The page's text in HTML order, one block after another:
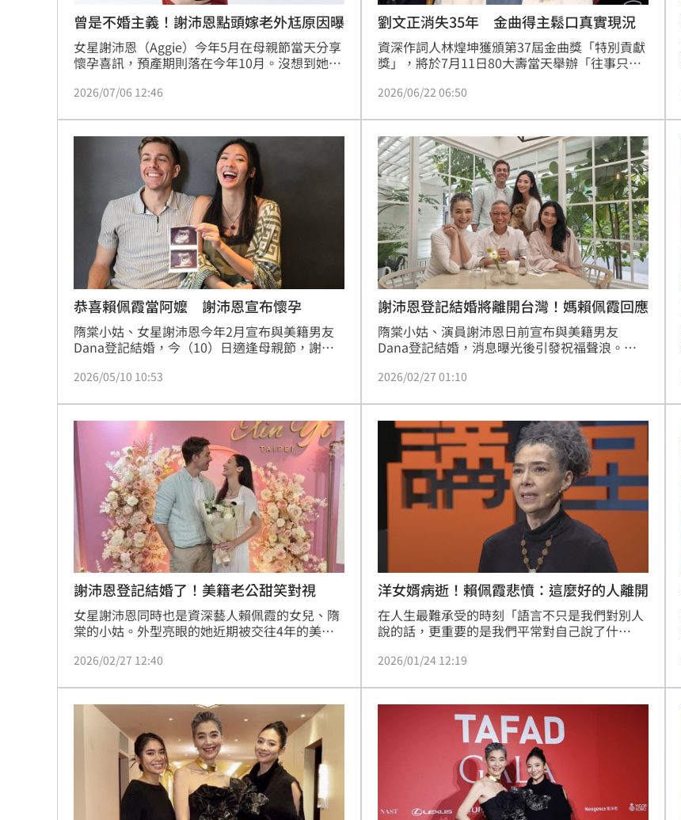
致詞中「他」突衝上台 賴清德笑點接班人 17:01
星宇航空現增3億股！認股規畫一次看
鄭麗文脫口：我領導的國民黨支持度很高 16:56
投信逆勢挺「這檔」狂掃近7千張奪買超王 16:56
南港LaLaport鷹架倒塌！北市開罰30萬 16:53
Mina同學發聲 揭她19歲半工半讀考上名校 16:53
台股風向變了！他點3改變：資金往這族群 16:52
80歲伯不甩演習硬闖…嗆警：路你家的逆？ 16:51
台灣彩券開獎直播中 20:31
LIVE三立+24小時直播 15:27
三立iNEWS新聞台線上直播
台彩父親節推新刮刮樂千萬頭獎超「爸」氣 12:00
「拍片人的多重宇宙」職涯論壇9/12登場！
8國球員齊聚高雄 Formosa 7s掀足球熱潮
理想混蛋號召粉絲跨海追星吃美食！ 18:15
曾是不婚主義！謝沛恩點頭嫁老外尪原因曝
女星謝沛恩（Aggie）今年5月在母親節當天分享
懷孕喜訊，預產期則落在今年10月。沒想到她近
之後有次打匹克球不小心力道過猛，猛到整個人
何安全護體。宋亭誼報導
2026/07/06 12:46
劉文正消失35年 金曲得主鬆口真實現況
資深作詞人林煌坤獲頒第37屆金曲獎「特別貢獻
獎」，將於7月11日80大壽當天舉辦「往事只能
劇場登場。曾捧紅鄧麗君、鳳飛飛、劉文正等巨
笑說「人生80才開始得獎，但現在得獎剛剛
好」，也透露至今仍有作詞新計畫。
2026/06/22 06:50
恭喜賴佩霞當阿嬤 謝沛恩宣布懷孕
隋棠小姑、女星謝沛恩今年2月宣布與美籍男友
Dana登記結婚，今（10）日適逢母親節，謝沛
「祝所有的媽媽們母親節快樂，今年，我也有了
友立刻湧入留言獻上祝福。
2026/05/10 10:53
謝沛恩登記結婚將離開台灣！媽賴佩霞回應
隋棠小姑、演員謝沛恩日前宣布與美籍男友
Dana登記結婚，消息曝光後引發祝福聲浪。對
「最大的喜悅，就是肯定女兒所選擇的伴侶」，
2026/02/27 01:10
謝沛恩登記結婚了！美籍老公甜笑對視
女星謝沛恩同時也是資深藝人賴佩霞的女兒、隋
棠的小姑。外型亮眼的她近期被交往4年的美籍
報喜，從曝光照片可見，兩人其實已在26日完成
一家人更開心同框合影。
2026/02/27 12:40
洋女婿病逝！賴佩霞悲憤：這麼好的人離開
在人生最難承受的時刻「語言不只是我們對別人
說的話，更重要的是我們平常對自己說了什
命巨慟後，對此有了更深刻的體悟。大愛《人文
師，以《靜心的力量》為題，分享她多年來如何
透過轉念、靜心與非暴力溝通，在生命的無常之
中，安頓自己，也陪伴他人。趙浩雲
2026/01/24 12:19